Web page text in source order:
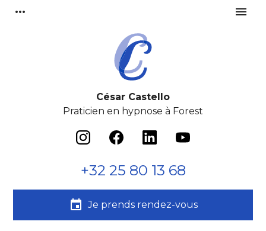
more_horiz menu
César Castello
Praticien en hypnose à Forest
+32 25 80 13 68
event Je prends rendez-vous